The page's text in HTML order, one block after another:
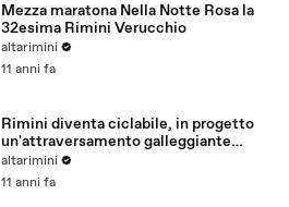
Mezza maratona Nella Notte Rosa la
32esima Rimini Verucchio
altarimini
11 anni fa
Rimini diventa ciclabile, in progetto
un'attraversamento galleggiante
modello Amsterdam
altarimini
11 anni fa